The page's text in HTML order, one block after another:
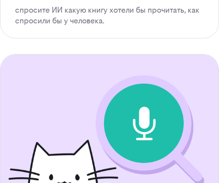
спросите ИИ какую книгу хотели бы прочитать, как
спросили бы у человека.